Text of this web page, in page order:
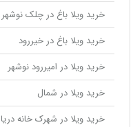
خرید ویلا باغ در چلک نوشهر
خرید ویلا باغ در خیررود
خرید ویلا در امیررود نوشهر
خرید ویلا در شمال
خرید ویلا در شهرک خانه دریا